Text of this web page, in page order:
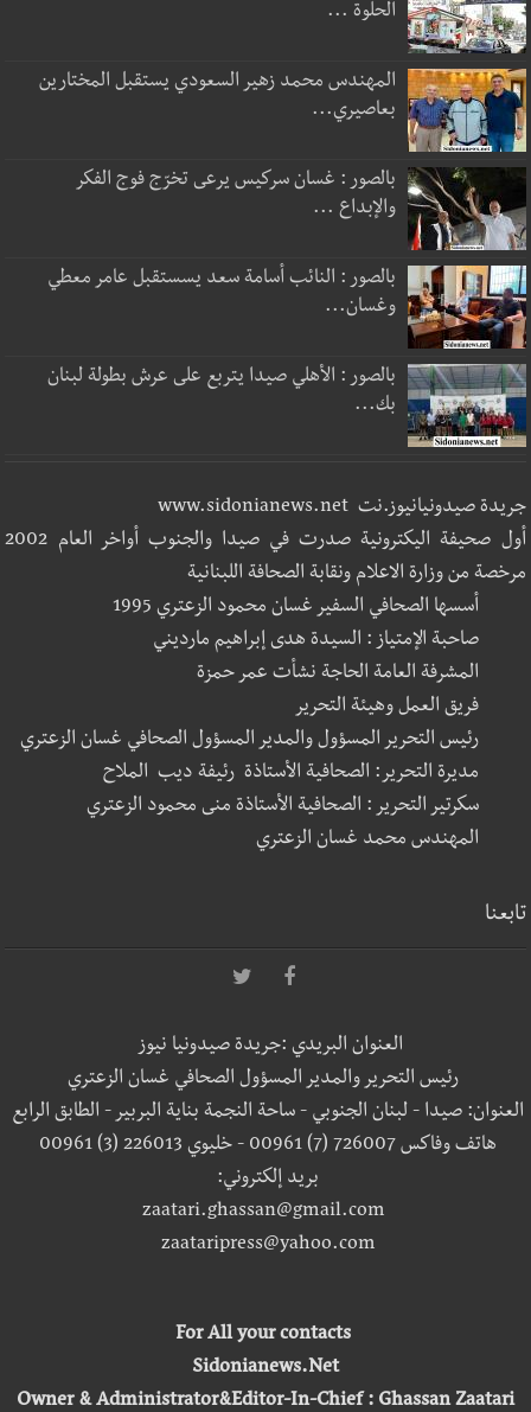
الحلوة ...
المهندس محمد زهير السعودي يستقبل المختارين
بعاصيري...
بالصور : غسان سركيس يرعى تخرّج فوج الفكر
والإبداع ...
بالصور : النائب أسامة سعد يسستقبل عامر معطي
وغسان...
بالصور : الأهلي صيدا يتربع على عرش بطولة لبنان
بك...
جريدة صيدونيانيوز.نت www.sidonianews.net
أول صحيفة اليكترونية صدرت في صيدا والجنوب أواخر العام 2002
مرخصة من وزارة الاعلام ونقابة الصحافة اللبنانية
أسسها الصحافي السفير غسان محمود الزعتري 1995
صاحبة الإمتياز : السيدة هدى إبراهيم مارديني
المشرفة العامة الحاجة نشأت عمر حمزة
فريق العمل وهيئة التحرير
رئيس التحرير المسؤول والمدير المسؤول الصحافي غسان الزعتري
مديرة التحرير: الصحافية الأستاذة رئيفة ديب الملاح
سكرتير التحرير : الصحافية الأستاذة منى محمود الزعتري
المهندس محمد غسان الزعتري
تابعنا
العنوان البريدي :جريدة صيدونيا نيوز
رئيس التحرير والمدير المسؤول الصحافي غسان الزعتري
العنوان: صيدا - لبنان الجنوبي - ساحة النجمة بناية البربير - الطابق الرابع
هاتف وفاكس 726007 (7) 00961 - خليوي 226013 (3) 00961
بريد إلكتروني:
zaatari.ghassan@gmail.com
zaataripress@yahoo.com
For All your contacts
Sidonianews.Net
Owner & Administrator&Editor-In-Chief : Ghassan Zaatari